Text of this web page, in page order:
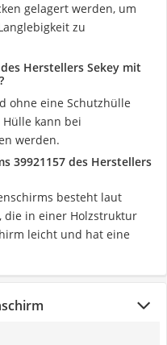
gelagert werden, um
zu
Herstellers Sekey mit
ohne eine Schutzhülle
kann bei
werden.
39921157 des Herstellers
besteht laut
die in einer Holzstruktur
leicht und hat eine